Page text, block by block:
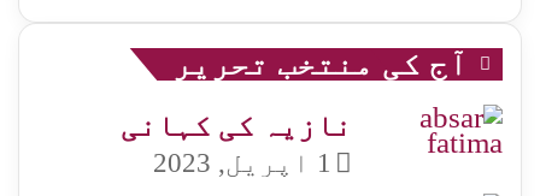
آج کی منتخب تحریر
نازیہ کی کہانی
1 اپریل, 2023